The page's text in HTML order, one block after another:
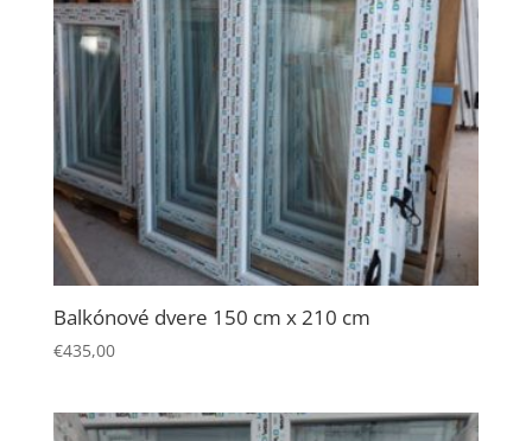
Balkónové dvere 150 cm x 210 cm
€435,00
zvyšujete šancu
na zobrazenie
kvalitnejšie
prispôsobeného
obsahu a
ponúk.